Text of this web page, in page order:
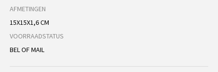
AFMETINGEN
15X15X1,6 CM
VOORRAADSTATUS
BEL OF MAIL